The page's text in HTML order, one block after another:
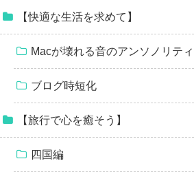
【快適な生活を求めて】
Macが壊れる音のアンソノリティ
ブログ時短化
【旅行で心を癒そう】
四国編